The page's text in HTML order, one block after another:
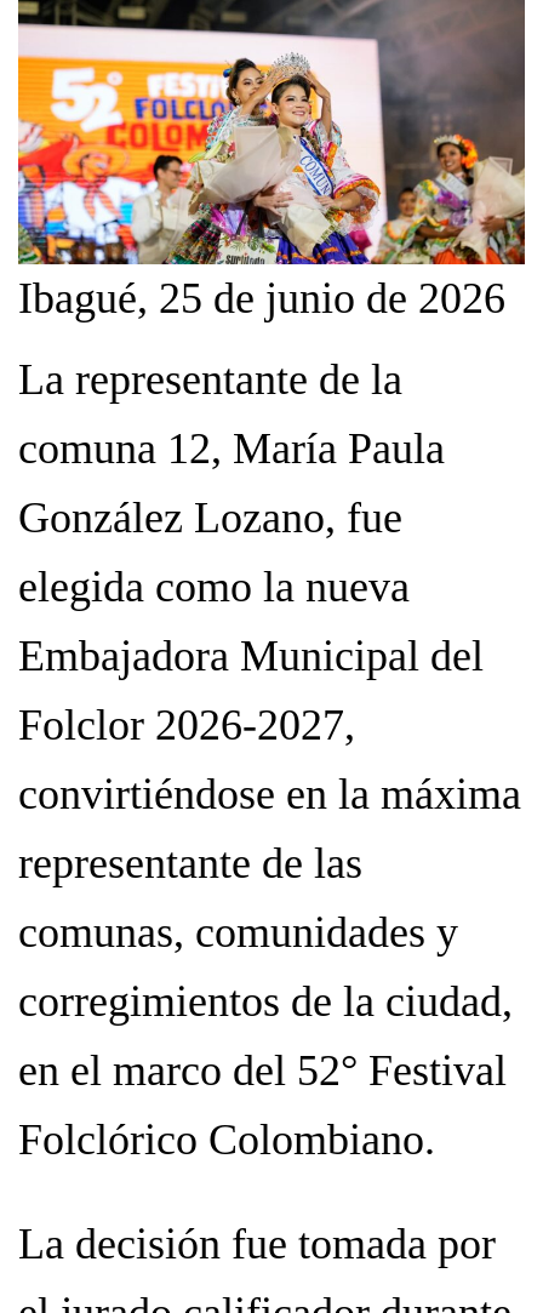
Ibagué, 25 de junio de 2026
La representante de la
comuna 12, María Paula
González Lozano, fue
elegida como la nueva
Embajadora Municipal del
Folclor 2026-2027,
convirtiéndose en la máxima
representante de las
comunas, comunidades y
corregimientos de la ciudad,
en el marco del 52° Festival
Folclórico Colombiano.
La decisión fue tomada por